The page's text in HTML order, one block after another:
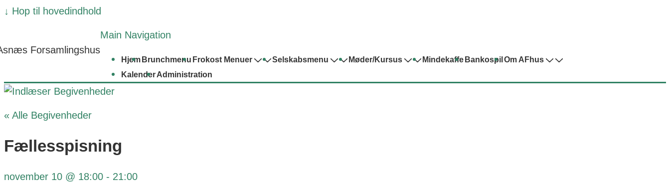
↓ Hop til hovedindhold
Forsamlingshus
Main Navigation
Hjem Brunchmenu Frokost Menuer Selskabsmenu Møder/Kursus Mindekaffe Bankospil Om AFhus
KalenderAdministration
« Alle Begivenheder
Fællesspisning
november 10 @ 18:00 - 21:00